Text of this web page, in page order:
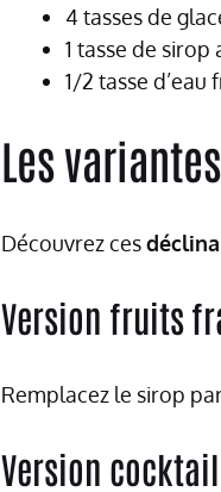
4 tasses de
1 tasse de sirop
1/2 tasse d’eau
Les
Découvrez ces
Version fruits
Remplacez le sirop
Version cocktail